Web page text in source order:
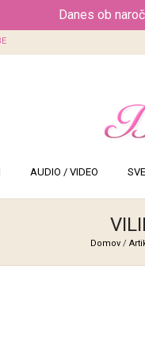
Danes ob
AUDIO / VIDEO
Domov/